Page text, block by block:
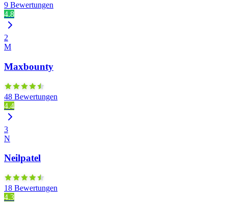
9 Bewertungen
4.8
2
M
Maxbounty
48 Bewertungen
4.4
3
N
Neilpatel
18 Bewertungen
4.3